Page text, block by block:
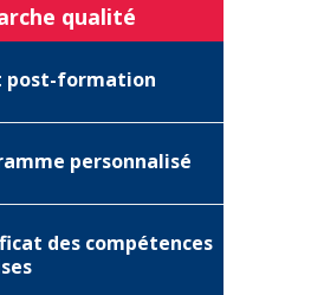
qualité
post-formation
personnalisé
des compétences